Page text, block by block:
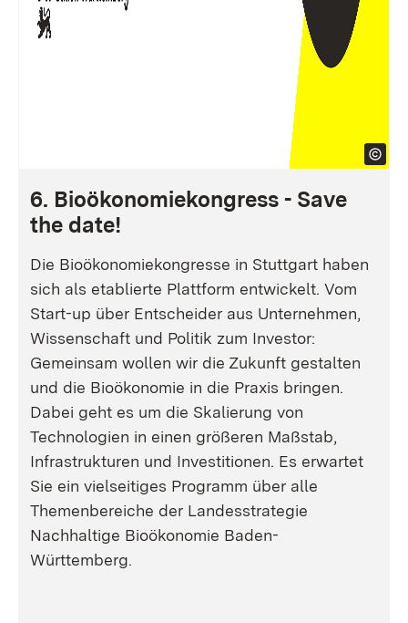
6. Bioökonomiekongress - Save
the date!
Die Bioökonomiekongresse in Stuttgart haben
sich als etablierte Plattform entwickelt. Vom
Start-up über Entscheider aus Unternehmen,
Wissenschaft und Politik zum Investor:
Gemeinsam wollen wir die Zukunft gestalten
und die Bioökonomie in die Praxis bringen.
Dabei geht es um die Skalierung von
Technologien in einen größeren Maßstab,
Infrastrukturen und Investitionen. Es erwartet
Sie ein vielseitiges Programm über alle
Themenbereiche der Landesstrategie
Nachhaltige Bioökonomie Baden-
Württemberg.